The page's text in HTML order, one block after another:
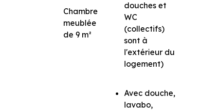
Chambre
meublée
de 9 m²
douches et
WC
(collectifs)
sont à
l'extérieur du
logement)
Avec douche,
lavabo,